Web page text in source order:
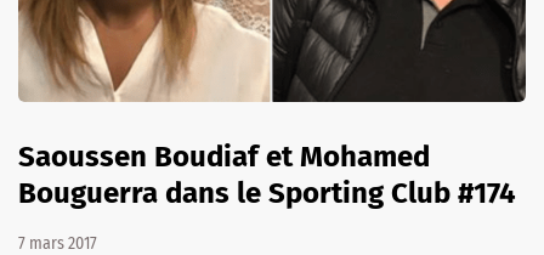
Saoussen Boudiaf et Mohamed
Bouguerra dans le Sporting Club #174
7 mars 2017